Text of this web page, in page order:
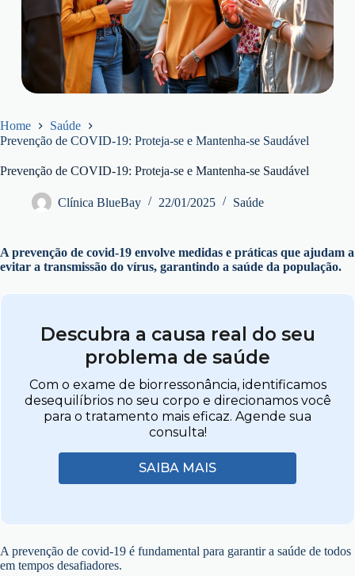
Home
Saúde
Prevenção de COVID-19: Proteja-se e Mantenha-se Saudável
Prevenção de COVID-19: Proteja-se e Mantenha-se Saudável
Clínica BlueBay 22/01/2025 Saúde
A prevenção de covid-19 envolve medidas e práticas que ajudam a
evitar a transmissão do vírus, garantindo a saúde da população.
Descubra a causa real do seu
problema de saúde
Com o exame de biorressonância, identificamos
desequilíbrios no seu corpo e direcionamos você
para o tratamento mais eficaz. Agende sua
consulta!
SAIBA MAIS
A prevenção de covid-19 é fundamental para garantir a saúde de todos
em tempos desafiadores.